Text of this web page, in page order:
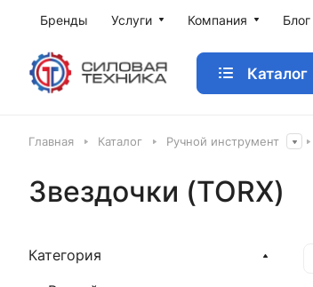
Бренды Услуги Компания Блог
Каталог
Главная Каталог Ручной инструмент
Звездочки (TORX)
Категория